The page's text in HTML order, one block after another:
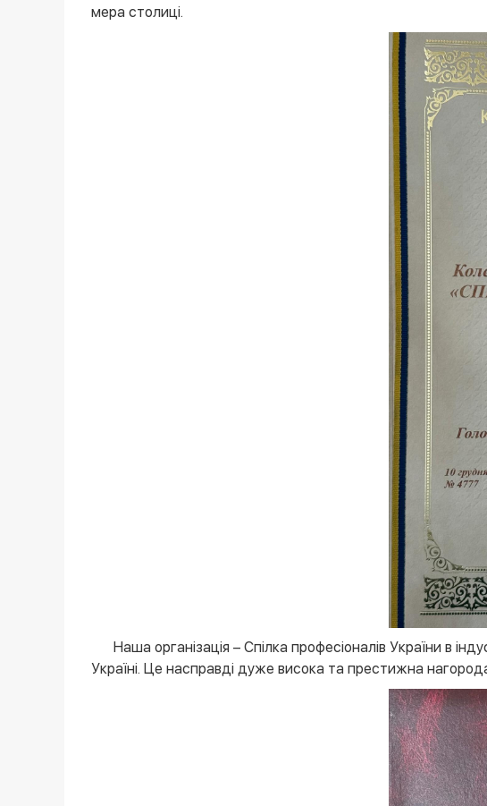
мера столиці.
Наша організація – Спілка професіоналів України в
Україні. Це насправді дуже висока та престижна